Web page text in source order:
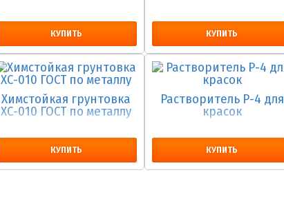
КУПИТЬ КУПИТЬ
Химстойкая грунтовка
ХС-010 ГОСТ по металлу
КУПИТЬ
Растворитель Р-4 для
красок
КУПИТЬ